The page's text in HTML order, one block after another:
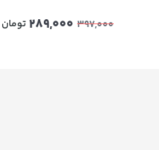
397,000
289,000تومان